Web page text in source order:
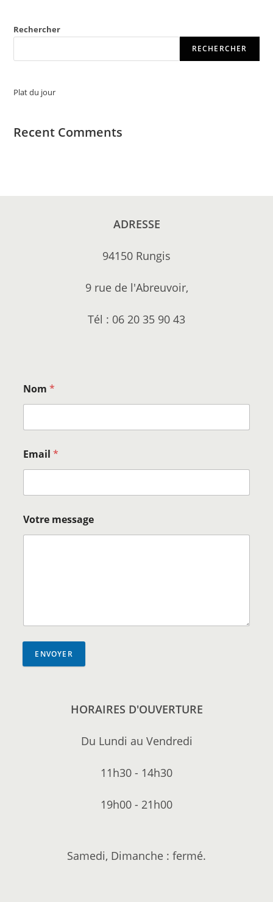
Rechercher
RECHERCHER
Plat du jour
Recent Comments
ADRESSE
94150 Rungis
9 rue de l'Abreuvoir,
Tél : 06 20 35 90 43
Nom*
Email*
Votre message
ENVOYER
HORAIRES D'OUVERTURE
Du Lundi au Vendredi
11h30 - 14h30
19h00 - 21h00
Samedi, Dimanche : fermé.